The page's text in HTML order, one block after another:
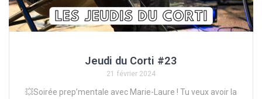
Jeudi du Corti #23
21 février 2024
💥Soirée prep’mentale avec Marie-Laure ! Tu veux avoir la